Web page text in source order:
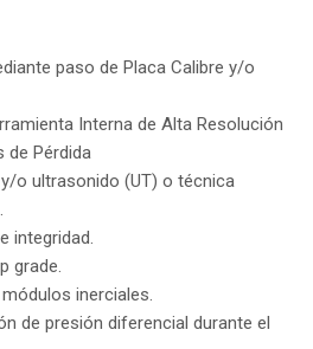
paso de Placa Calibre y/o
Interna de Alta Resolución
de Pérdida
o ultrasonido (UT) o técnica
integridad.
grade.
inerciales.
de presión diferencial durante el